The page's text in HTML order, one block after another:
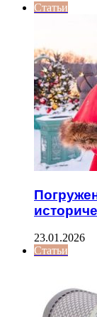
Статьи
23.01.2026
Статьи